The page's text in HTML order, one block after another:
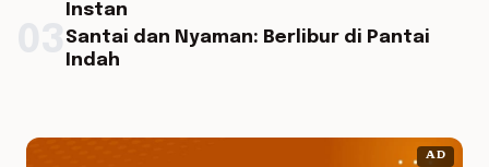
Instan
Santai dan Nyaman: Berlibur di Pantai
Indah
AD